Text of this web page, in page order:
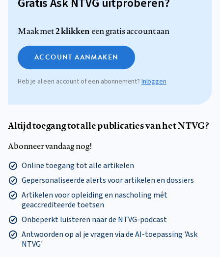
Maak met2 klikkeneen gratis account aan
ACCOUNT AANMAKEN
Heb je al een account of een abonnement? Inloggen
Altijd toegang tot alle publicaties van het NTVG?
Abonneer vandaag nog!
Online toegang tot alle artikelen
Gepersonaliseerde alerts voor artikelen en dossiers
Artikelen voor opleiding en nascholing mét
geaccrediteerde toetsen
Onbeperkt luisteren naar de NTVG-podcast
Antwoorden op al je vragen via de AI-toepassing 'Ask
NTVG'